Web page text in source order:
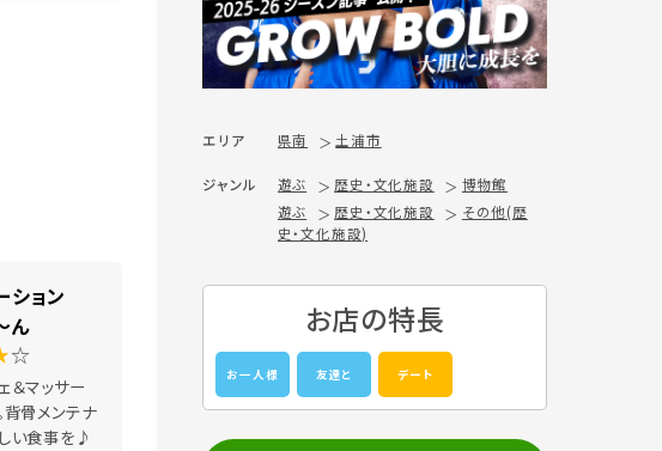
ション
ん
☆
＆マッサー
背骨メンテナ
い食事を♪
エリア 県南 土浦市
ジャンル 遊ぶ 歴史・文化施設
博物館
遊ぶ
歴史・文化施設
その他(歴
史・文化施設)
お店の特長
お一人様 友達と デート